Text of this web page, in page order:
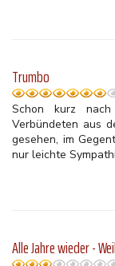
Trumbo
Schon kurz
Verbündeten aus
gesehen, im
nur leichte
Alle Jahre wieder -